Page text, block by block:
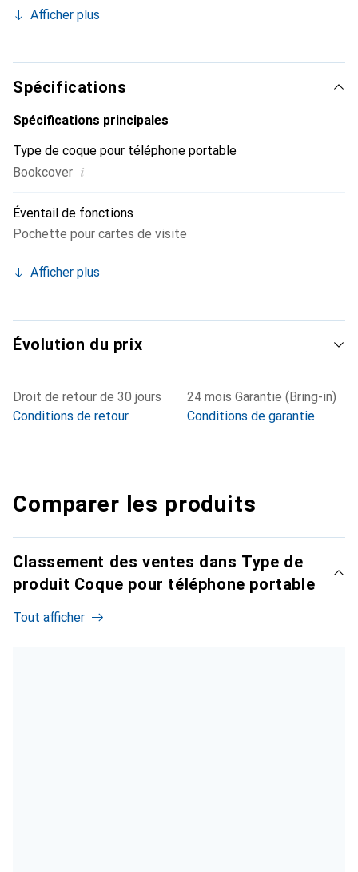
peau. Elle devient l'accessoire chic et indispensable pour
ses produits de haute qualité, la marque Noreve est un
choix fiable pour une clientèle exigeante.
Afficher plus
Spécifications
Spécifications principales
Type de coque pour téléphone portable
Bookcover i
Éventail de fonctions
Pochette pour cartes de visite
Afficher plus
Évolution du prix
Droit de retour de 30 jours
Conditions de retour
24 mois Garantie (Bring-in)
Conditions de garantie
Comparer les produits
Classement des ventes dans Type de
produit Coque pour téléphone portable
Tout afficher